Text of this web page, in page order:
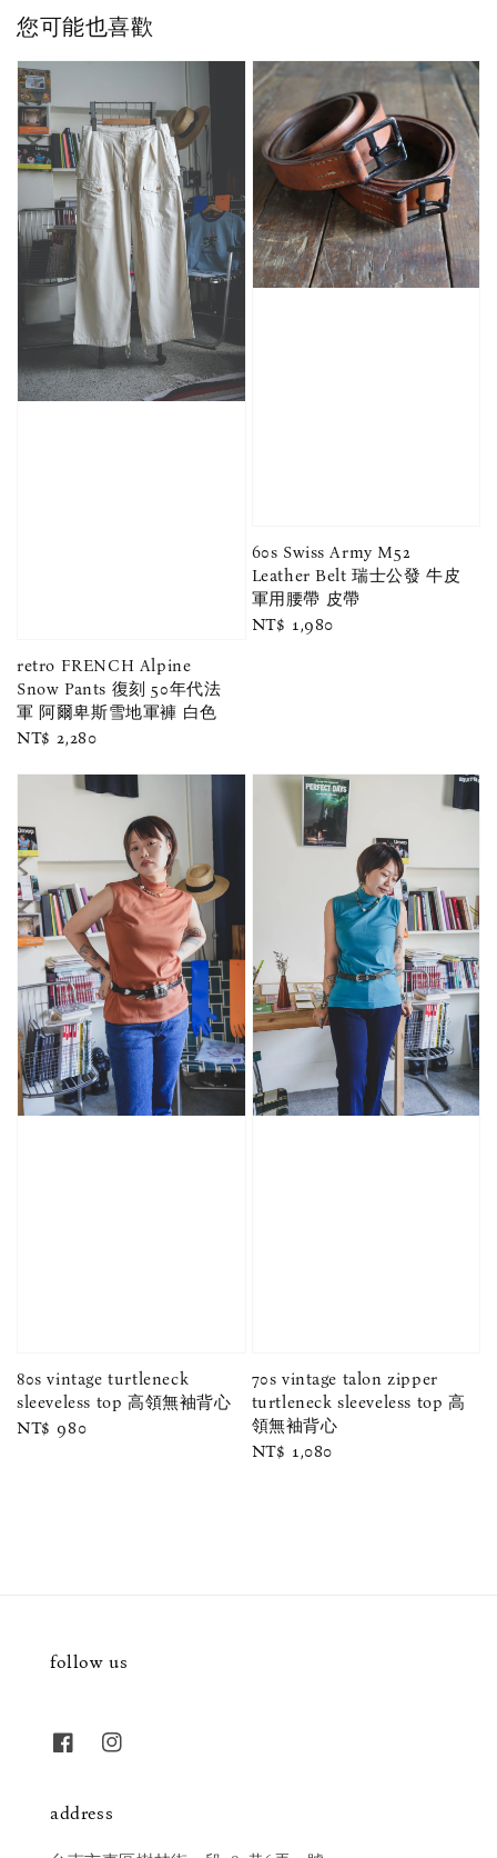
您可能也喜歡
retro FRENCH Alpine
Snow Pants 復刻 50年代法
軍 阿爾卑斯雪地軍褲 白色
Regular
NT$ 2,280
60s Swiss Army M52
Leather Belt 瑞士公發 牛皮
軍用腰帶 皮帶
Regular
NT$ 1,980
80s vintage turtleneck
sleeveless top 高領無袖背心
Regular
NT$ 980
70s vintage talon zipper
turtleneck sleeveless top 高
領無袖背心
Regular
NT$ 1,080
follow us
address